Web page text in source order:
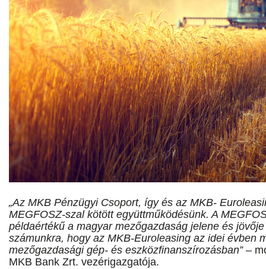
„Az MKB Pénzügyi Csoport, így és az MKB-
MEGFOSZ-szal kötött együttműködésünk. A
példaértékű a magyar mezőgazdaság jelene és
számunkra, hogy az MKB-Euroleasing az idei évben
mezőgazdasági gép- és eszközfinanszírozásban” –
MKB Bank Zrt. vezérigazgatója.